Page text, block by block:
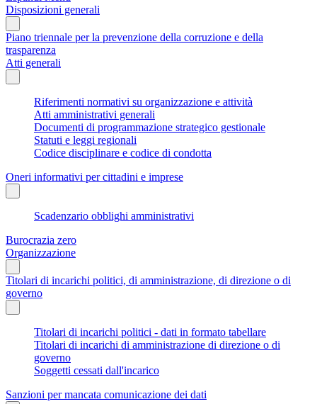
Disposizioni generali
Piano triennale per la prevenzione della corruzione e della
trasparenza
Atti generali
Riferimenti normativi su organizzazione e attività
Atti amministrativi generali
Documenti di programmazione strategico gestionale
Statuti e leggi regionali
Codice disciplinare e codice di condotta
Oneri informativi per cittadini e imprese
Scadenzario obblighi amministrativi
Burocrazia zero
Organizzazione
Titolari di incarichi politici, di amministrazione, di direzione o di
governo
Titolari di incarichi politici - dati in formato tabellare
Titolari di incarichi di amministrazione di direzione o di
governo
Soggetti cessati dall'incarico
Sanzioni per mancata comunicazione dei dati